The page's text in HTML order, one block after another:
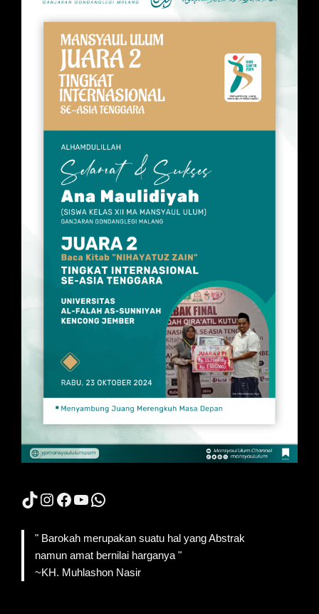
TikTok
Instagram
Facebook
YouTube
WhatsApp
" Barokah merupakan suatu hal yang Abstrak
namun amat bernilai harganya "
~KH. Muhlashon Nasir